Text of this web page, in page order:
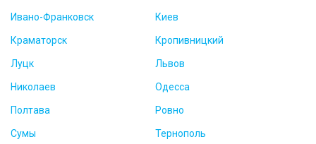
Ивано-Франковск Киев
Краматорск Кропивницкий
Луцк Львов
Николаев Одесса
Полтава Ровно
Сумы Тернополь